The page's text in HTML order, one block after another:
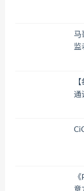
马
监
通